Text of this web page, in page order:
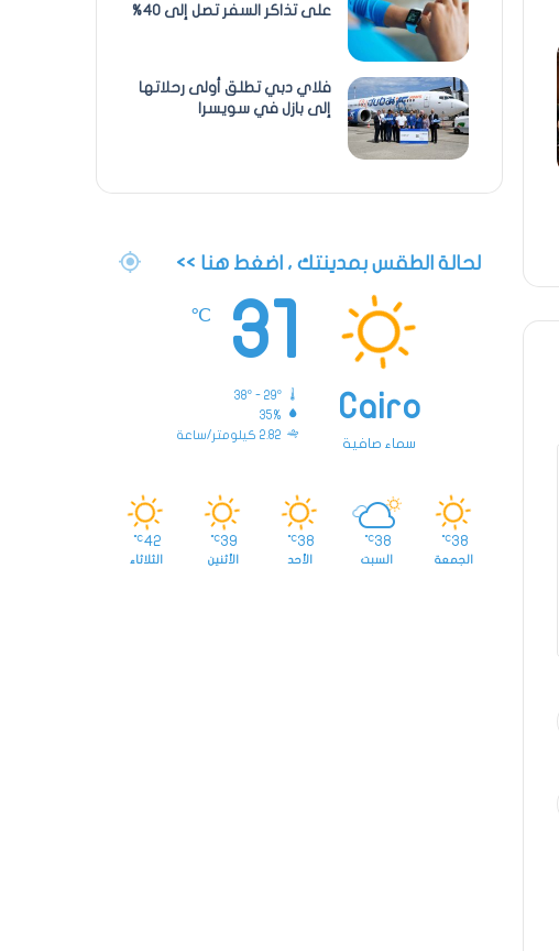
على تذاكر السفر تصل إلى 40%
فلاي دبي تطلق أولى رحلاتها
إلى بازل في سويسرا
لحالة الطقس بمدينتك ، اضغط هنا >>
Cairo
سماء صافية
31
℃
38º - 29º
35%
2.82 كيلومتر/ساعة
38
℃
الجمعة
38
℃
السبت
38
℃
الأحد
39
℃
الأثنين
42
℃
الثلاثاء